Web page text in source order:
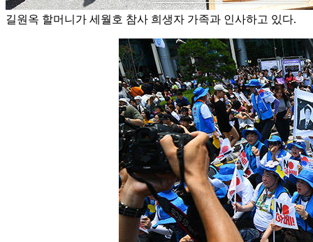
길원옥 할머니가 세월호 참사 희생자 가족과 인사하고 있다.